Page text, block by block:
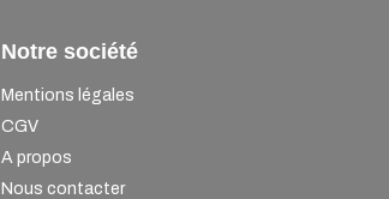
Notre société
Mentions légales
CGV
A propos
Nous contacter